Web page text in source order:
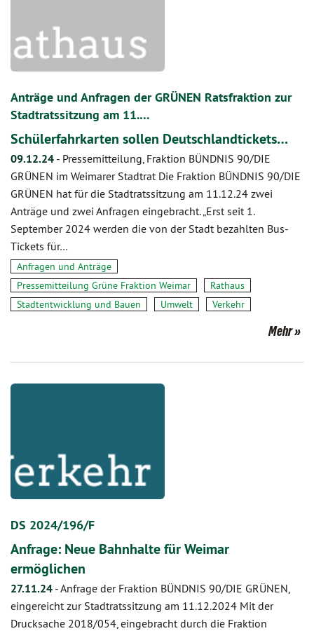
Anträge und Anfragen der GRÜNEN Ratsfraktion zur
Stadtratssitzung am 11.…
Schülerfahrkarten sollen Deutschlandtickets…
09.12.24 - Pressemitteilung, Fraktion BÜNDNIS 90/DIE
GRÜNEN im Weimarer Stadtrat Die Fraktion BÜNDNIS 90/DIE
GRÜNEN hat für die Stadtratssitzung am 11.12.24 zwei
Anträge und zwei Anfragen eingebracht. „Erst seit 1.
September 2024 werden die von der Stadt bezahlten Bus-
Tickets für…
Anfragen und Anträge
Pressemitteilung Grüne Fraktion Weimar
Rathaus
Stadtentwicklung und Bauen
Umwelt Verkehr
Mehr
DS 2024/196/F
Anfrage: Neue Bahnhalte für Weimar
ermöglichen
27.11.24 -Anfrage der Fraktion BÜNDNIS 90/DIE GRÜNEN,
eingereicht zur Stadtratssitzung am 11.12.2024 Mit der
Drucksache 2018/054, eingebracht durch die Fraktion